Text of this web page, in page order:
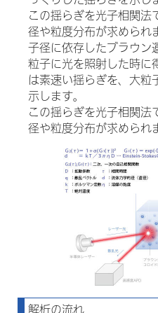
この揺らぎを光子相関
径や粒度分布が求められ
子径に依存したブラウン
粒子に光を照射した時に
は素速い揺らぎを、大粒
示します。
この揺らぎを光子相関
径や粒度分布が求められ